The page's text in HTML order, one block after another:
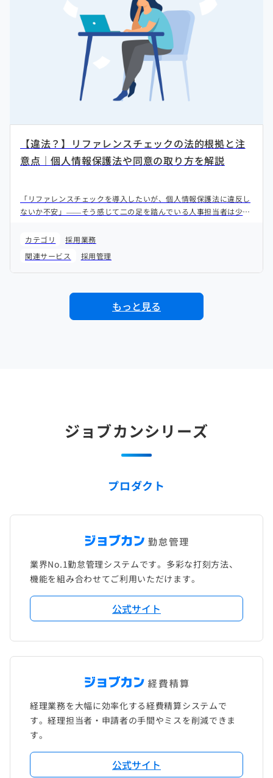
【違法？】リファレンスチェックの法的根拠と注
意点｜個人情報保護法や同意の取り方を解説
「リファレンスチェックを導入したいが、個人情報保護法に違反し
ないか不安」——そう感じて二の足を踏んでいる人事担当者は少な
理し、合法的に実施するための具体的な手順をわかりやすく解説し
カテゴリ
採用業務
関連サービス
採用管理
もっと見る
ジョブカンシリーズ
プロダクト
業界No.1勤怠管理システムです。多彩な打刻方法、
機能を組み合わせてご利用いただけます。
公式サイト
経理業務を大幅に効率化する経費精算システムで
す。経理担当者・申請者の手間やミスを削減できま
す。
公式サイト